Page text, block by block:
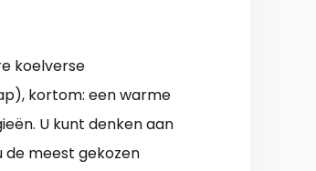
koelverse
kortom: een warme
U kunt denken aan
de meest gekozen